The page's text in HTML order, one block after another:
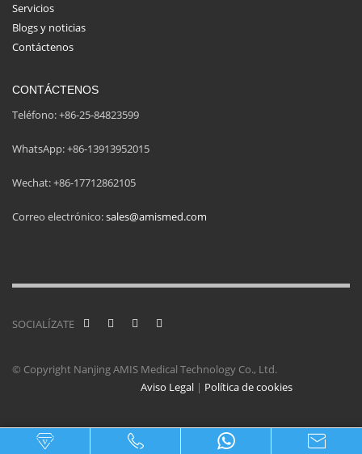
Servicios
Blogs y noticias
Contáctenos
CONTÁCTENOS
Teléfono: +86-25-84823599
WhatsApp: +86-13913952015
Wechat: +86-17712862105
Correo electrónico:sales@amismed.com
SOCIALÍZATE
© Copyright Nanjing AMIS Medical Technology Co., Ltd.
Aviso Legal | Política de cookies